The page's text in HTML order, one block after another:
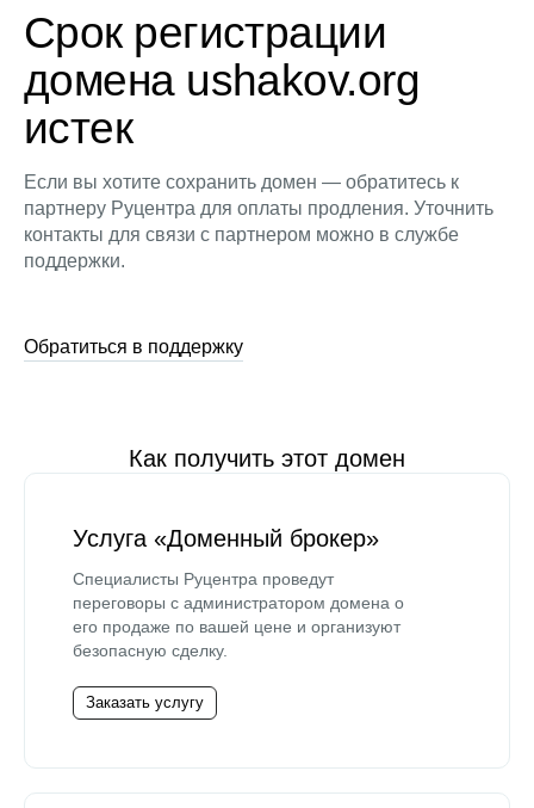
Срок регистрации
домена ushakov.org
истек
Если вы хотите сохранить домен — обратитесь к
партнеру Руцентра для оплаты продления. Уточнить
контакты для связи с партнером можно в службе
поддержки.
Обратиться в поддержку
Как получить этот домен
Услуга «Доменный брокер»
Специалисты Руцентра проведут
переговоры с администратором домена о
его продаже по вашей цене и организуют
безопасную сделку.
Заказать услугу